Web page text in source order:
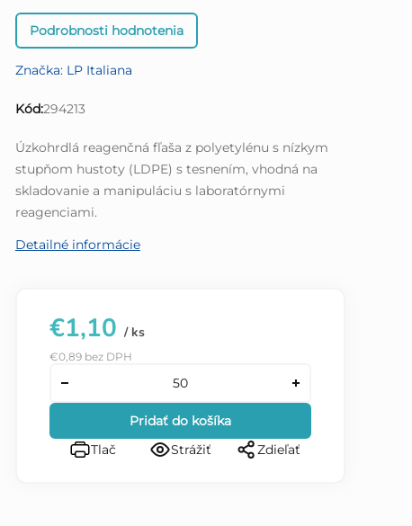
Priemerné
hodnotenie
je
0,0
5
hviezdičiek.
Podrobnosti hodnotenia
Značka: LP Italiana
Kód:294213
Úzkohrdlá reagenčná fľaša z polyetylénu s nízkym
stupňom hustoty (LDPE) s tesnením, vhodná na
skladovanie a manipuláciu s laboratórnymi
reagenciami.
Detailné informácie
€1,10 / ks
€0,89 bez DPH
Pridať do košíka
Tlač
Strážiť Zdieľať